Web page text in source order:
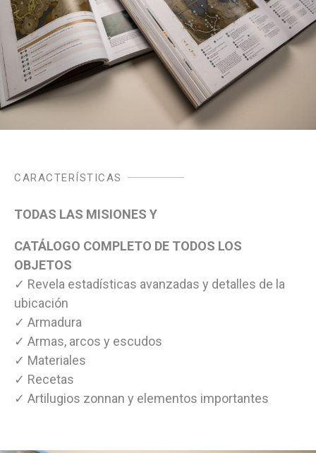
CARACTERÍSTICAS
TODAS LAS MISIONES Y
CATÁLOGO COMPLETO DE TODOS LOS
OBJETOS
✓ Revela estadísticas avanzadas y detalles de la
ubicación
✓ Armadura
✓ Armas, arcos y escudos
✓ Materiales
✓ Recetas
✓ Artilugios zonnan y elementos importantes